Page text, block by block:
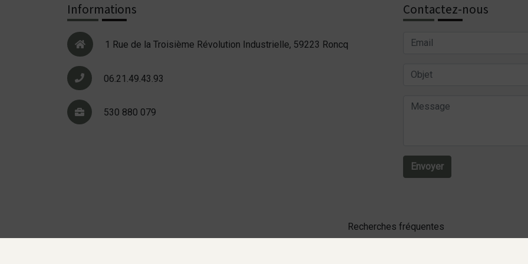
Informations
1 Rue de la Troisième Révolution Industrielle, 59223 Roncq
06.21.49.43.93
530 880 079
Contactez-nous
Envoyer
Recherches fréquentes